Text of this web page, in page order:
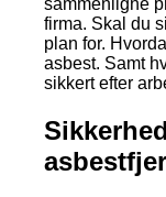
sammenligne
firma. Skal du
plan for.
asbest. Samt
sikkert efter